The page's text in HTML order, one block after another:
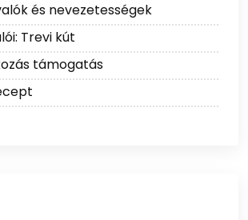
és nevezetességek
Trevi kút
támogatás